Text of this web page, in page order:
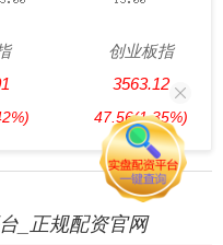
创业板指
3563.12
47.56(1.35%)
_正规配资官网